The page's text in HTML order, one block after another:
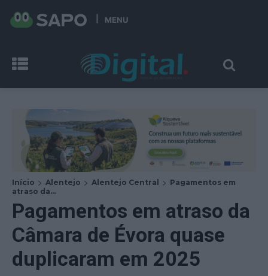
MENU
Início Alentejo Alentejo Central
Pagamentos em
atraso da...
Pagamentos em atraso da
Câmara de Évora quase
duplicaram em 2025